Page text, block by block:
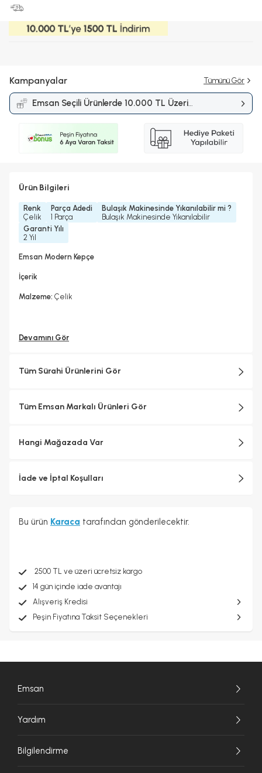
Kampanyalar Tümünü Gör
Emsan Seçili Ürünlerde 10.000 TL Üzeri
Alışverişlerde 1.500 TL İndirimKampanyası
Ürün Bilgileri
Renk
Çelik
Parça Adedi
1 Parça
Bulaşık Makinesinde Yıkanılabilir mi ?
Bulaşık Makinesinde Yıkanılabilir
Garanti Yılı
2 Yıl
Emsan Modern Kepçe
İçerik
Malzeme: Çelik
Devamını Gör
Tüm Sürahi Ürünlerini Gör
Tüm Emsan Markalı Ürünleri Gör
Hangi Mağazada Var
İade ve İptal Koşulları
Bu ürün Karaca tarafından gönderilecektir.
2500 TL ve üzeri ücretsiz kargo
14 gün içinde iade avantajı
Alışveriş Kredisi
Peşin Fiyatına Taksit Seçenekleri
Emsan
Yardım
Bilgilendirme